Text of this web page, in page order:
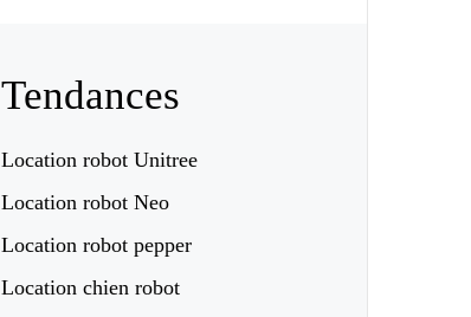
Tendances
Location robot Unitree
Location robot Neo
Location robot pepper
Location chien robot